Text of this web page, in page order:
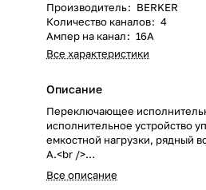
Производитель: BERKER
Количество каналов: 4
Ампер на канал: 16А
Все характеристики
Описание
Переключающее
исполнительное устройство
емкостной нагрузки, рядный
А.<br />
4 канала переключающего
канала исполнительного
Все описание